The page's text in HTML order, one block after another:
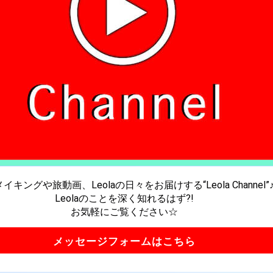
イキングや旅動画、Leolaの日々をお届けする“Leola
Leolaのことを深く知れるはず?!
お気軽にご覧ください☆
メッセージフォームはこちら
メッセージフォームはこちら